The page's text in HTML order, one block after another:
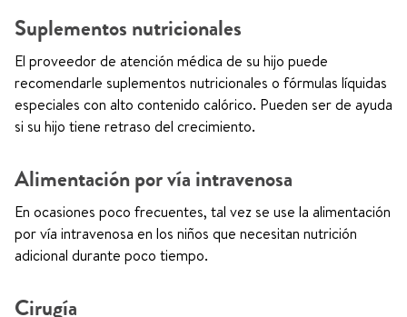
Suplementos nutricionales
El proveedor de atención médica de su hijo puede
recomendarle suplementos nutricionales o fórmulas líquidas
especiales con alto contenido calórico. Pueden ser de ayuda
si su hijo tiene retraso del crecimiento.
Alimentación por vía intravenosa
En ocasiones poco frecuentes, tal vez se use la alimentación
por vía intravenosa en los niños que necesitan nutrición
adicional durante poco tiempo.
Cirugía